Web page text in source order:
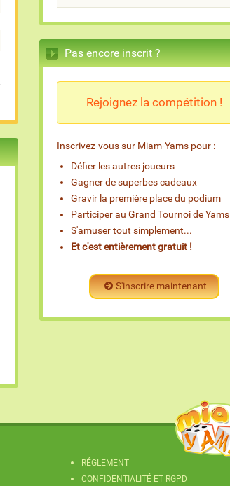
Pas encore inscrit ?
Rejoignez la compétition !
Inscrivez-vous sur Miam-Yams pour :
Défier les autres joueurs
Gagner de superbes cadeaux
Gravir la première place du podium
Participer au Grand Tournoi de Yams
S'amuser tout simplement...
Et c'est entièrement gratuit !
S'inscrire maintenant
RÉGLEMENT
CONFIDENTIALITÉ ET RGPD